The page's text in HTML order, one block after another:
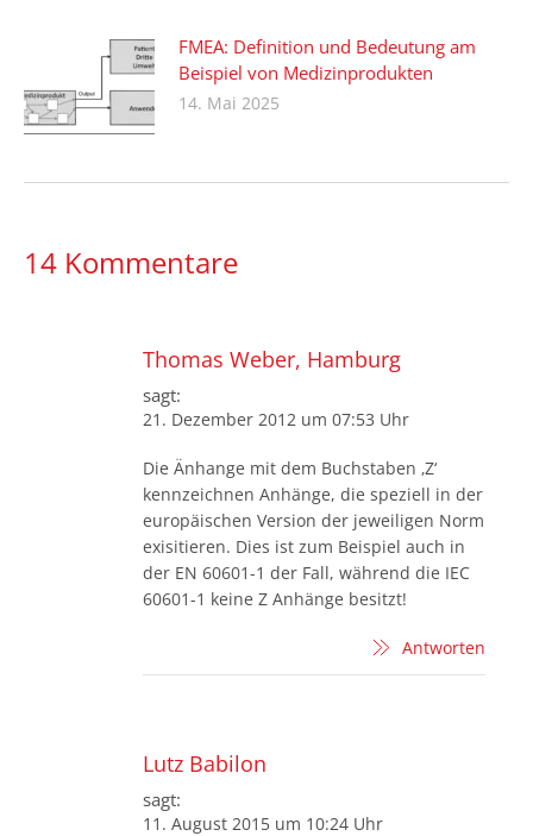
FMEA: Definition und Bedeutung am
Beispiel von Medizinprodukten
14. Mai 2025
14 Kommentare
Thomas Weber, Hamburg
sagt:
21. Dezember 2012 um 07:53 Uhr
Die Änhange mit dem Buchstaben ‚Z‘
kennzeichnen Anhänge, die speziell in der
europäischen Version der jeweiligen Norm
exisitieren. Dies ist zum Beispiel auch in
der EN 60601-1 der Fall, während die IEC
60601-1 keine Z Anhänge besitzt!
Antworten
Lutz Babilon
sagt:
11. August 2015 um 10:24 Uhr